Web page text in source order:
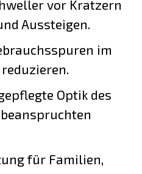
vor Kratzern
Aussteigen.
im
Optik des
für Familien,